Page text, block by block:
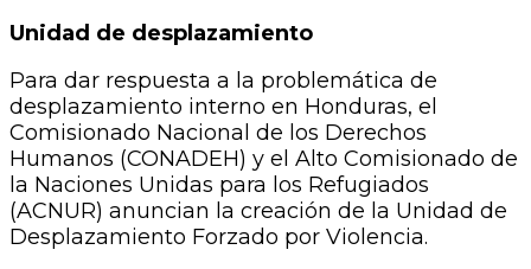
Unidad de desplazamiento
Para dar respuesta a la problemática de
desplazamiento interno en Honduras, el
Comisionado Nacional de los Derechos
Humanos (CONADEH) y el Alto Comisionado de
la Naciones Unidas para los Refugiados
(ACNUR) anuncian la creación de la Unidad de
Desplazamiento Forzado por Violencia.